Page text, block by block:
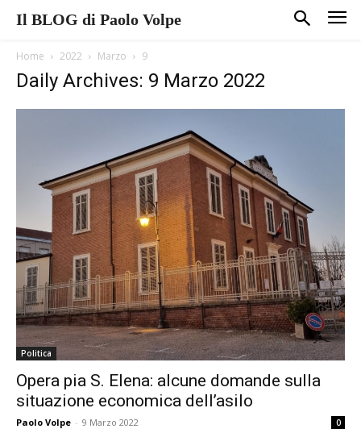
Il BLOG di Paolo Volpe
Home 2022 Marzo 9
Daily Archives: 9 Marzo 2022
Politica
Opera pia S. Elena: alcune domande sulla
situazione economica dell’asilo
Paolo Volpe - 9 Marzo 2022 0